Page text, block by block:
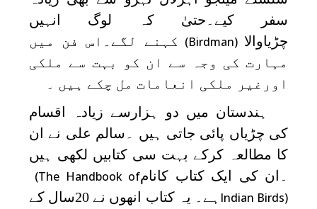
سفر کیے۔حتیٰ کہ لوگ انہیں
چڑیاوالا (Birdman) کہنے لگے۔اس فن میں
مہارت کی وجہ سے ان کو بہت سے ملکی
اورغیر ملکی انعامات مل چکے ہیں ۔
ہندستان میں دو ہزارسے زیادہ اقسام
کی چڑیاں پائی جاتی ہیں ۔سالم علی نے ان
کا مطالعہ کرکے بہت سی کتابیں لکھی ہیں
۔ان کی ایک کتاب کانام(The Handbook of
Indian Birds)
ہے۔ یہ کتاب انھوں نے 20سال کے